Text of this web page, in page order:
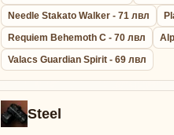
Needle Stakato Walker - 71 лвл
Requiem Behemoth C - 70 лвл
Valacs Guardian Spirit - 69 лвл
Steel